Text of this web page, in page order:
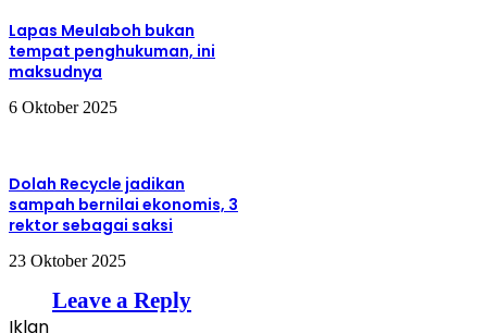
Lapas Meulaboh bukan
tempat penghukuman, ini
maksudnya
6 Oktober 2025
Dolah Recycle jadikan
sampah bernilai ekonomis, 3
rektor sebagai saksi
23 Oktober 2025
Leave a Reply
Iklan